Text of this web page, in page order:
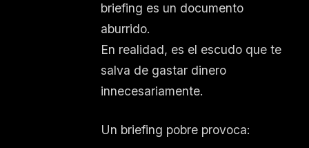
briefing es un documento
aburrido.
En realidad, es el escudo que te
salva de gastar dinero
innecesariamente.
Un briefing pobre provoca: